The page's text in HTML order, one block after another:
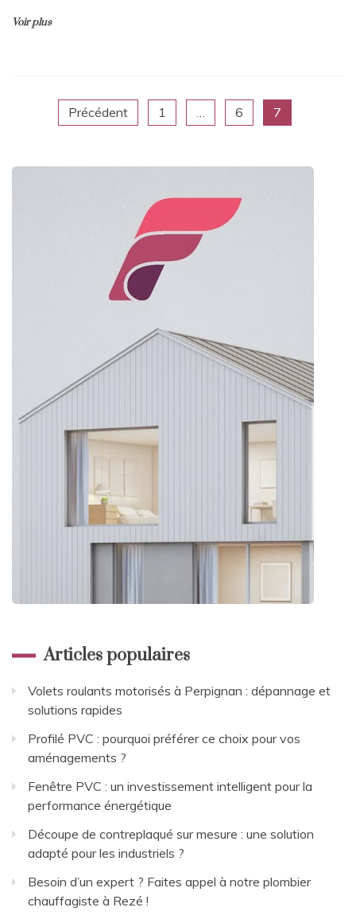
Voir plus
Pagination
des
publications
Précédent 1 … 6 7
Articles populaires
Volets roulants motorisés à Perpignan : dépannage et
solutions rapides
Profilé PVC : pourquoi préférer ce choix pour vos
aménagements ?
Fenêtre PVC : un investissement intelligent pour la
performance énergétique
Découpe de contreplaqué sur mesure : une solution
adapté pour les industriels ?
Besoin d’un expert ? Faites appel à notre plombier
chauffagiste à Rezé !